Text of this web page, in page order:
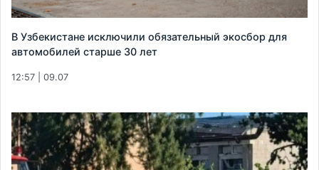
В Узбекистане исключили обязательный экосбор для
автомобилей старше 30 лет
12:57 | 09.07